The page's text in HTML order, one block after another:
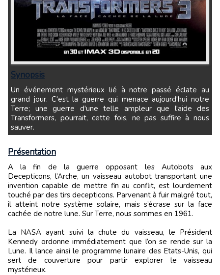
Synopsis
Un événement mystérieux lié à notre passé éclate au
grand jour. C'est la guerre qui menace aujourd'hui notre
Terre; une guerre d'une telle ampleur que l'aide des
Transformers, pourrait, cette fois, ne pas suffire à nous
sauver.
Présentation
A la fin de la guerre opposant les Autobots aux
Decepticons, l’Arche, un vaisseau autobot transportant une
invention capable de mettre fin au conflit, est lourdement
touché par des tirs decepticons. Parvenant à fuir malgré tout,
il atteint notre système solaire, mais s’écrase sur la face
cachée de notre lune. Sur Terre, nous sommes en 1961.
La NASA ayant suivi la chute du vaisseau, le Président
Kennedy ordonne immédiatement que l’on se rende sur la
Lune. Il lance ainsi le programme lunaire des Etats-Unis, qui
sert de couverture pour partir explorer le vaisseau
mystérieux.